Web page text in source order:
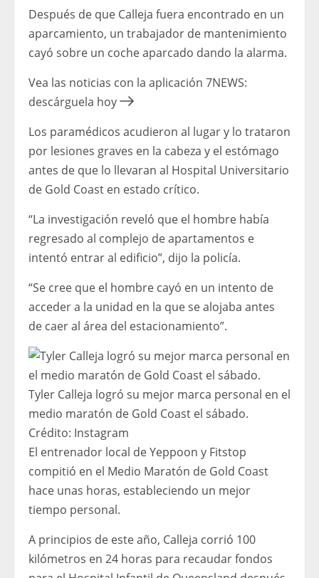
Después de que Calleja fuera encontrado en un
aparcamiento, un trabajador de mantenimiento
cayó sobre un coche aparcado dando la alarma.
Vea las noticias con la aplicación 7NEWS:
descárguela hoy
Los paramédicos acudieron al lugar y lo trataron
por lesiones graves en la cabeza y el estómago
antes de que lo llevaran al Hospital Universitario
de Gold Coast en estado crítico.
“La investigación reveló que el hombre había
regresado al complejo de apartamentos e
intentó entrar al edificio”, dijo la policía.
“Se cree que el hombre cayó en un intento de
acceder a la unidad en la que se alojaba antes
de caer al área del estacionamiento”.
Tyler Calleja logró su mejor marca personal en el
medio maratón de Gold Coast el sábado.
Crédito: Instagram
El entrenador local de Yeppoon y Fitstop
compitió en el Medio Maratón de Gold Coast
hace unas horas, estableciendo un mejor
tiempo personal.
A principios de este año, Calleja corrió 100
kilómetros en 24 horas para recaudar fondos